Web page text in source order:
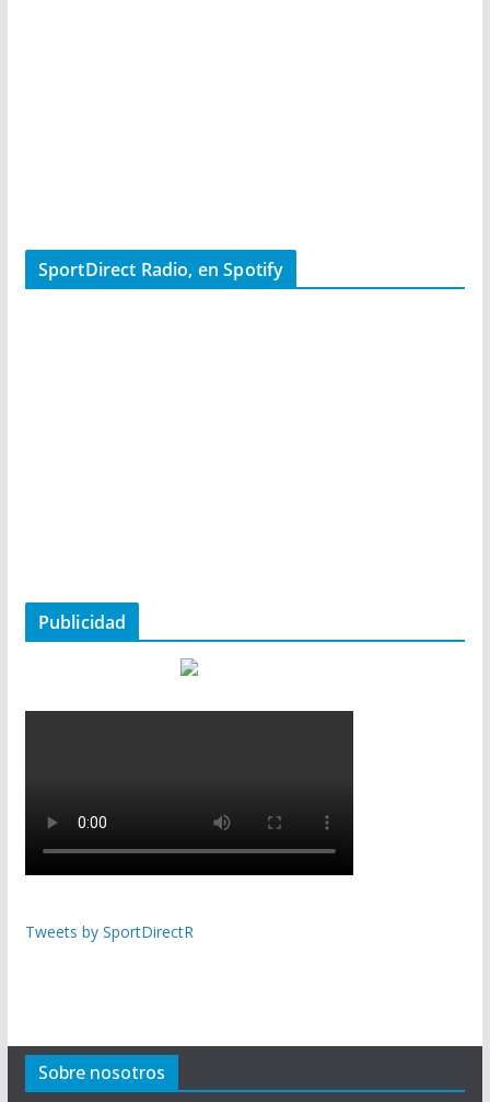
SportDirect Radio, en Spotify
Publicidad
Tweets by SportDirectR
Sobre nosotros